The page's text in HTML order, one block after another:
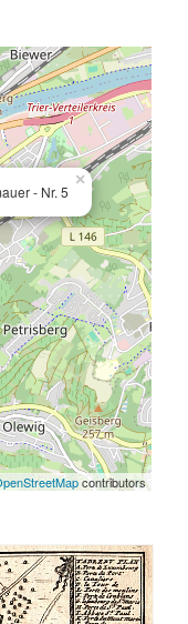
- Nr. 5
×
contributors